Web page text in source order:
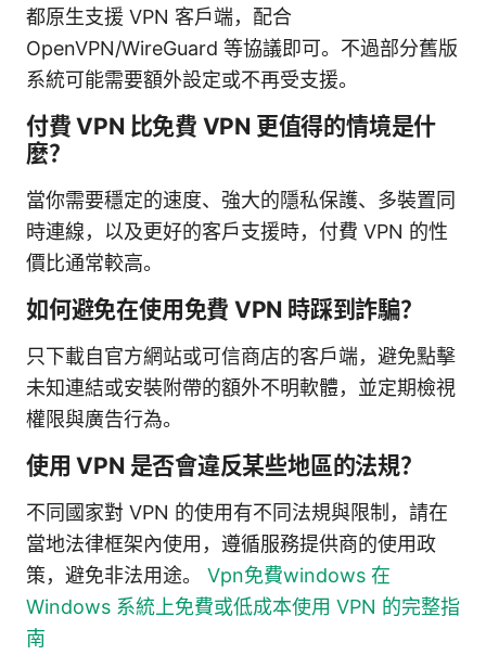
都原生支援 VPN 客戶端，配合
OpenVPN/WireGuard 等協議即可。不過部分舊版
系統可能需要額外設定或不再受支援。
付費 VPN 比免費 VPN 更值得的情境是什
麼？
當你需要穩定的速度、強大的隱私保護、多裝置同
時連線，以及更好的客戶支援時，付費 VPN 的性
價比通常較高。
如何避免在使用免費 VPN 時踩到詐騙？
只下載自官方網站或可信商店的客戶端，避免點擊
未知連結或安裝附帶的額外不明軟體，並定期檢視
權限與廣告行為。
使用 VPN 是否會違反某些地區的法規？
不同國家對 VPN 的使用有不同法規與限制，請在
當地法律框架內使用，遵循服務提供商的使用政
策，避免非法用途。 Vpn免費windows 在
Windows 系統上免費或低成本使用 VPN 的完整指
南